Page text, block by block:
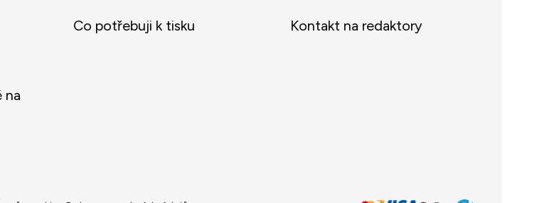
na
Co potřebuji k tisku Kontakt na redaktory